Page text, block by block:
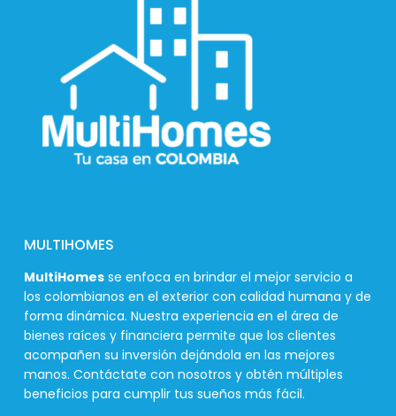
MULTIHOMES
MultiHomes se enfoca en brindar el mejor servicio a
los colombianos en el exterior con calidad humana y de
forma dinámica. Nuestra experiencia en el área de
bienes raíces y financiera permite que los clientes
acompañen su inversión dejándola en las mejores
manos. Contáctate con nosotros y obtén múltiples
beneficios para cumplir tus sueños más fácil.